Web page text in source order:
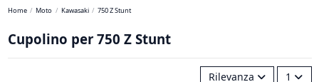
Home Moto Kawasaki 750 Z Stunt
Cupolino per 750 Z Stunt
Rilevanza 1